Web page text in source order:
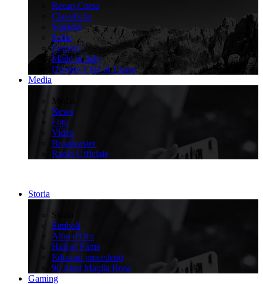
Recap Corsa
Classifiche
Squadre
Salite
Regioni
Made in Italy
Diventa Città di Tappa
Media
Media
News
Foto
Video
Broadcaster
Radio Ufficiale
Storia
Storia
Simboli
Albo d'Oro
Hall of Fame
Edizioni precedenti
90 Anni Maglia Rosa
Gaming